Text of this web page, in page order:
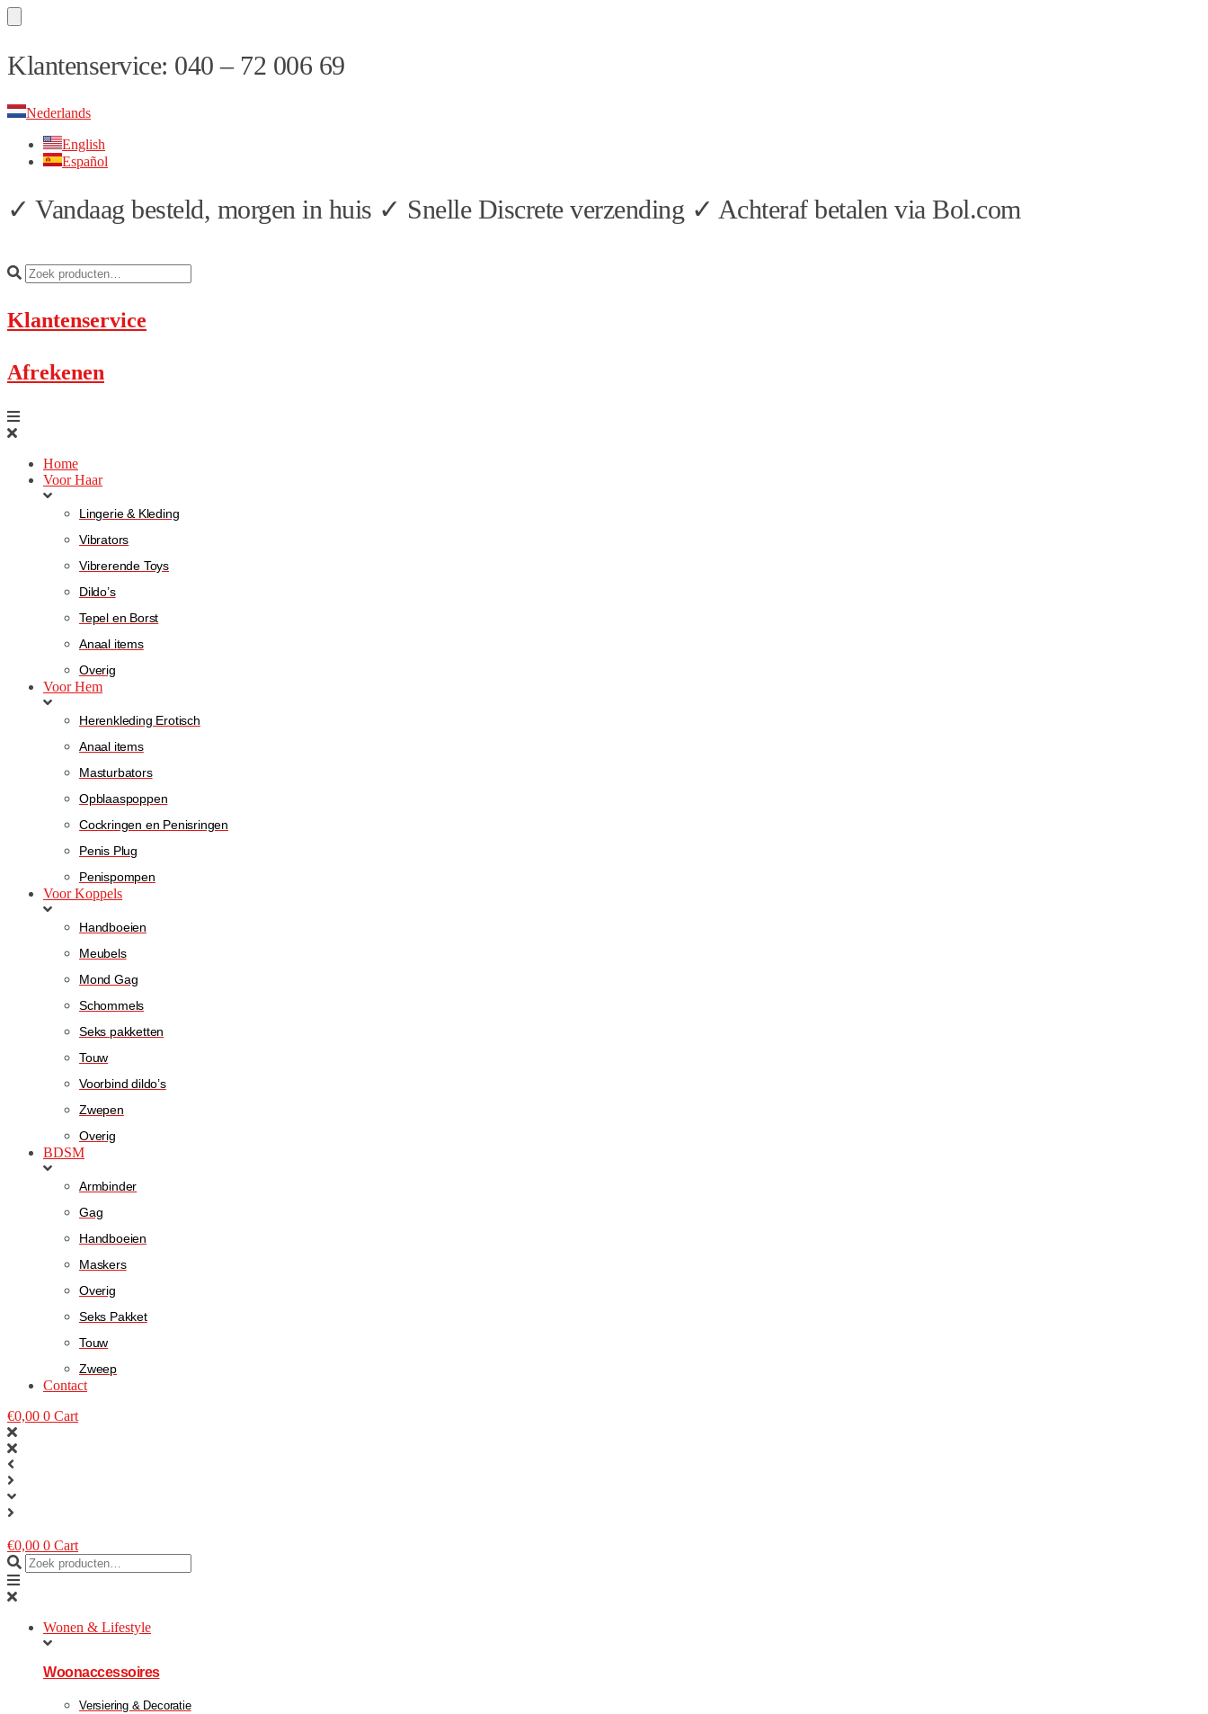
Skip
to
Skip
to
Klantenservice: 040 – 72 006 69
Nederlands
English
Español
✓ Vandaag besteld, morgen in huis ✓ Snelle Discrete verzending ✓ Achteraf betalen via Bol.com
Klantenservice
Afrekenen
Home
Voor Haar
Lingerie & Kleding
Vibrators
Vibrerende Toys
Dildo’s
Tepel en Borst
Anaal items
Overig
Voor Hem
Herenkleding Erotisch
Anaal items
Masturbators
Opblaaspoppen
Cockringen en Penisringen
Penis Plug
Penispompen
Voor Koppels
Handboeien
Meubels
Mond Gag
Schommels
Seks pakketten
Touw
Voorbind dildo’s
Zwepen
Overig
BDSM
Armbinder
Gag
Handboeien
Maskers
Overig
Seks Pakket
Touw
Zweep
Contact
€0,00 0 Cart
€0,00 0 Cart
Wonen & Lifestyle
Woonaccessoires
Versiering & Decoratie